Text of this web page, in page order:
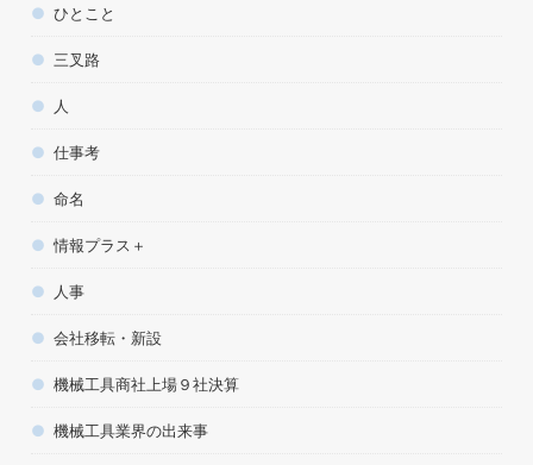
ひとこと
三叉路
人
仕事考
命名
情報プラス＋
人事
会社移転・新設
機械工具商社上場９社決算
機械工具業界の出来事